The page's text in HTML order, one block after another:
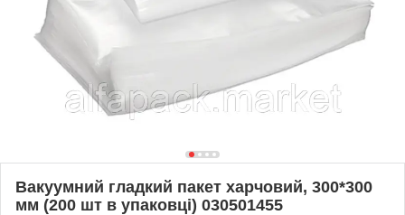
Вакуумний гладкий пакет харчовий, 300*300
мм (200 шт в упаковці) 030501455